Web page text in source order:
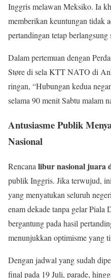
Inggris melawan Meksiko. Ia
memberikan keuntungan tidak
pertandingan tetap
Dalam pertemuan dengan
Støre di sela KTT NATO di
ringan, “Hubungan kedua
selama 90 menit Sabtu malam
Antusiasme Publik
Nasional
Rencana libur nasional juara
publik Inggris. Jika terwujud,
yang menyatukan seluruh
enam dekade tanpa gelar Piala
bergantung pada hasil
menunjukkan optimisme yang
Dengan jadwal yang sudah
final pada 19 Juli, parade,